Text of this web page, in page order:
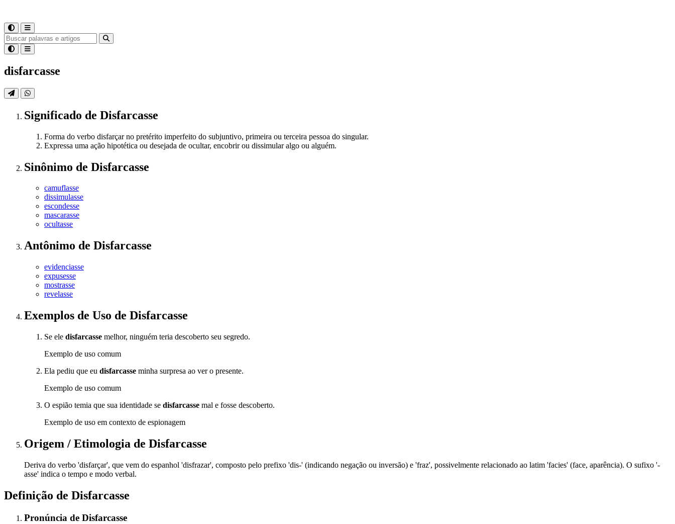
disfarcasse
Significado de Disfarcasse
Forma do verbo disfarçar no pretérito imperfeito do subjuntivo, primeira ou terceira pessoa do singular.
Expressa uma ação hipotética ou desejada de ocultar, encobrir ou dissimular algo ou alguém.
Sinônimo de Disfarcasse
camuflasse
dissimulasse
escondesse
mascarasse
ocultasse
Antônimo de Disfarcasse
evidenciasse
expusesse
mostrasse
revelasse
Exemplos de Uso de Disfarcasse
Se ele disfarcasse melhor, ninguém teria descoberto seu segredo.
Exemplo de uso comum
Ela pediu que eu disfarcasse minha surpresa ao ver o presente.
Exemplo de uso comum
O espião temia que sua identidade se disfarcasse mal e fosse descoberto.
Exemplo de uso em contexto de espionagem
Origem / Etimologia de Disfarcasse
Deriva do verbo 'disfarçar', que vem do espanhol 'disfrazar', composto pelo prefixo 'dis-' (indicando negação ou inversão) e 'fraz', possivelmente relacionado ao latim 'facies' (face, aparência). O sufixo '-
asse' indica o tempo e modo verbal.
Definição de Disfarcasse
Pronúncia de Disfarcasse